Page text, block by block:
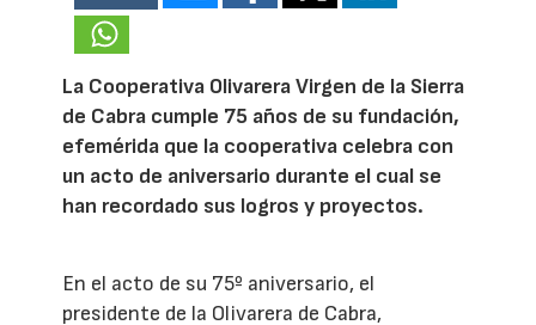
La Cooperativa Olivarera Virgen de la Sierra
de Cabra cumple 75 años de su fundación,
efemérida que la cooperativa celebra con
un acto de aniversario durante el cual se
han recordado sus logros y proyectos.
En el acto de su 75º aniversario, el
presidente de la Olivarera de Cabra,